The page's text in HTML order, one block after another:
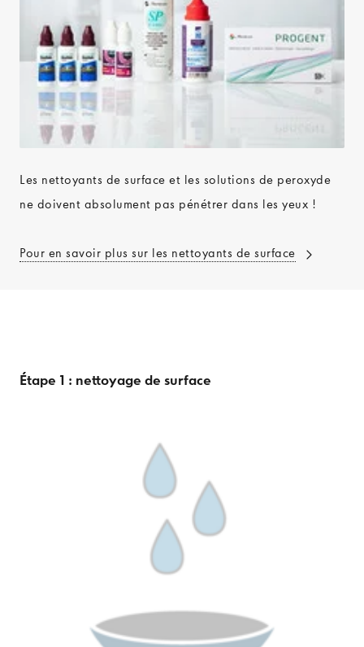
Les nettoyants de surface et les solutions de peroxyde
ne doivent absolument pas pénétrer dans les yeux !
Pour en savoir plus sur les nettoyants de surface
Étape 1 : nettoyage de surface